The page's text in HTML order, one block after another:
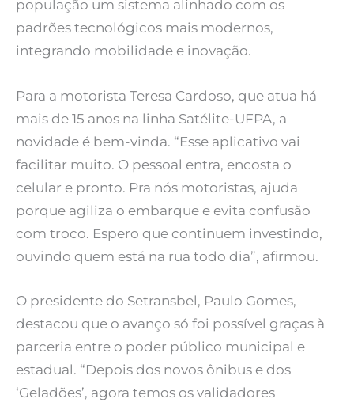
população um sistema alinhado com os
padrões tecnológicos mais modernos,
integrando mobilidade e inovação.
Para a motorista Teresa Cardoso, que atua há
mais de 15 anos na linha Satélite-UFPA, a
novidade é bem-vinda. “Esse aplicativo vai
facilitar muito. O pessoal entra, encosta o
celular e pronto. Pra nós motoristas, ajuda
porque agiliza o embarque e evita confusão
com troco. Espero que continuem investindo,
ouvindo quem está na rua todo dia”, afirmou.
O presidente do Setransbel, Paulo Gomes,
destacou que o avanço só foi possível graças à
parceria entre o poder público municipal e
estadual. “Depois dos novos ônibus e dos
‘Geladões’, agora temos os validadores